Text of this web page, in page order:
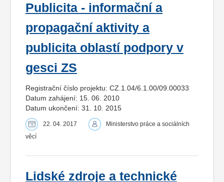
Publicita - informační a
propagační aktivity a
publicita oblastí podpory v
gesci ZS
Registrační číslo projektu: CZ.1.04/6.1.00/09.00033
Datum zahájení: 15. 06. 2010
Datum ukončení: 31. 10. 2015
22. 04. 2017
Ministerstvo práce a sociálních
věcí
Lidské zdroje a technické